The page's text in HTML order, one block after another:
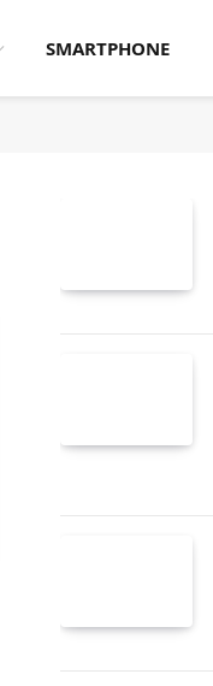
SMARTPHONE